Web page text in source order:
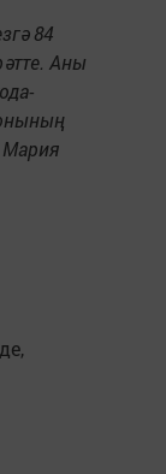
84
Аны
Мария